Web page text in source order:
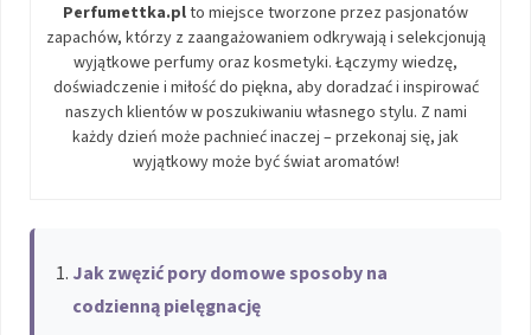
Perfumettka.plto miejsce tworzone przez pasjonatów
zapachów, którzy z zaangażowaniem odkrywają i selekcjonują
wyjątkowe perfumy oraz kosmetyki. Łączymy wiedzę,
doświadczenie i miłość do piękna, aby doradzać i inspirować
naszych klientów w poszukiwaniu własnego stylu. Z nami
każdy dzień może pachnieć inaczej – przekonaj się, jak
wyjątkowy może być świat aromatów!
Jak zwęzić pory domowe sposoby na
codzienną pielęgnację